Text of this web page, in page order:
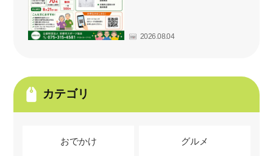
2026.08.04
カテゴリ
おでかけ グルメ